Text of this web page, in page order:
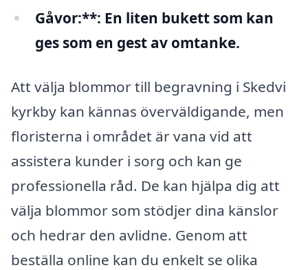
Gåvor:**: En liten bukett som kan
ges som en gest av omtanke.
Att välja blommor till begravning i Skedvi
kyrkby kan kännas överväldigande, men
floristerna i området är vana vid att
assistera kunder i sorg och kan ge
professionella råd. De kan hjälpa dig att
välja blommor som stödjer dina känslor
och hedrar den avlidne. Genom att
beställa online kan du enkelt se olika